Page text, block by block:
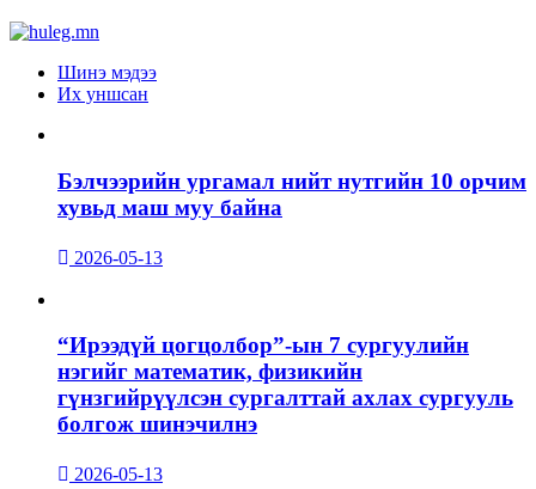
Шинэ мэдээ
Их уншсан
Бэлчээрийн ургамал нийт нутгийн 10 орчим
хувьд маш муу байна
2026-05-13
“Ирээдүй цогцолбор”-ын 7 сургуулийн
нэгийг математик, физикийн
гүнзгийрүүлсэн сургалттай ахлах сургууль
болгож шинэчилнэ
2026-05-13